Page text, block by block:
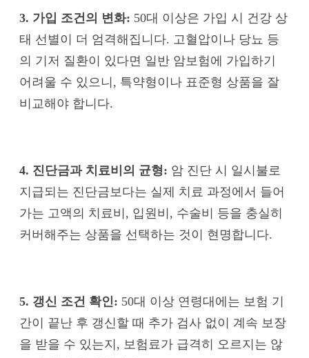
3. 가입 조건의 변화: 50대 이상은 가입 시 건강 상
태 선별이 더 엄격해집니다. 고혈압이나 당뇨 등
의 기저 질환이 있다면 일반 암보험에 가입하기
어려울 수 있으니, 특약형이나 표준형 상품을 잘
비교해야 합니다.
4. 진단금과 치료비의 균형: 암 진단 시 일시불로
지급되는 진단금보다는 실제 치료 과정에서 들어
가는 고액의 치료비, 입원비, 수술비 등을 충실히
커버해주는 상품을 선택하는 것이 현명합니다.
5. 갱신 조건 확인: 50대 이상 연령대에는 보험 기
간이 끝난 후 갱신할 때 추가 검사 없이 계속 보장
을 받을 수 있는지, 보험료가 급격히 오르지는 않